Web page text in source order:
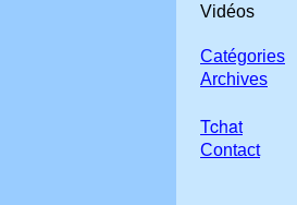
Vidéos
Catégories
Archives
Tchat
Contact